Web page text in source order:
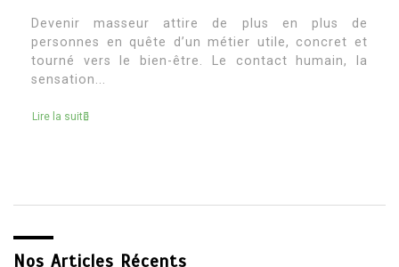
4 mai 2026 2 269 words
Devenir architecte d’intérieur attire souvent ceux
qui aiment à la fois la création, le concret et la
transformation des espaces. C’est un métier où
Nos Articles Récents